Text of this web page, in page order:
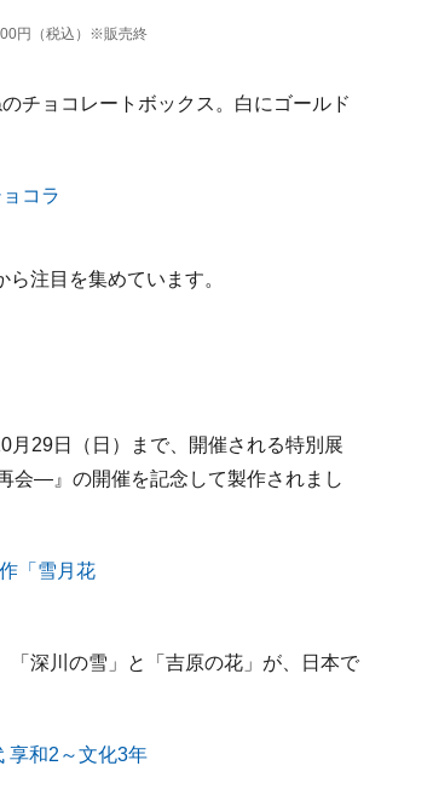
円（税込）※販売終
チョコレートボックス。白にゴールド
注目を集めています。
月29日（日）まで、開催される特別展
会―』の開催を記念して製作されまし
深川の雪」と「吉原の花」が、日本で